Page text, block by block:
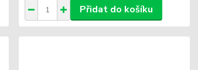
Přidat do košíku